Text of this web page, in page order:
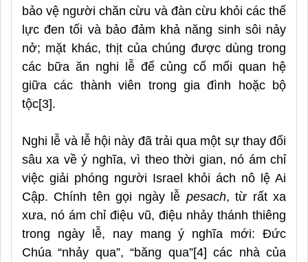
bảo vệ người chăn cừu và đàn cừu khỏi các thế
lực đen tối và bảo đảm khả năng sinh sôi nảy
nở; mặt khác, thịt của chúng được dùng trong
các bữa ăn nghi lễ để củng cố mối quan hệ
giữa các thành viên trong gia đình hoặc bộ
tộc[3].
Nghi lễ và lễ hội này đã trải qua một sự thay đổi
sâu xa về ý nghĩa, vì theo thời gian, nó ám chỉ
việc giải phóng người Israel khỏi ách nô lệ Ai
Cập. Chính tên gọi ngày lễ pesach, từ rất xa
xưa, nó ám chỉ điệu vũ, điệu nhảy thánh thiêng
trong ngày lễ, nay mang ý nghĩa mới: Đức
Chúa “nhảy qua”, “băng qua”[4] các nhà của